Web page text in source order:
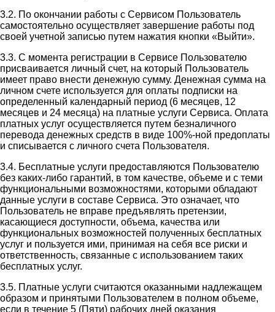
3.2. По окончании работы с Сервисом Пользователь
самостоятельно осуществляет завершение работы под
своей учетной записью путем нажатия кнопки «Выйти».
3.3. С момента регистрации в Сервисе Пользователю
присваивается личный счет, на который Пользователь
имеет право внести денежную сумму. Денежная сумма на
личном счете используется для оплаты подписки на
определенный календарный период (6 месяцев, 12
месяцев и 24 месяца) на платные услуги Сервиса. Оплата
платных услуг осуществляется путем безналичного
перевода денежных средств в виде 100%-ной предоплаты
и списывается с личного счета Пользователя.
3.4. Бесплатные услуги предоставляются Пользователю
без каких-либо гарантий, в том качестве, объеме и с теми
функциональными возможностями, которыми обладают
данные услуги в составе Сервиса. Это означает, что
Пользователь не вправе предъявлять претензии,
касающиеся доступности, объема, качества или
функциональных возможностей полученных бесплатных
услуг и пользуется ими, принимая на себя все риски и
ответственность, связанные с использованием таких
бесплатных услуг.
3.5. Платные услуги считаются оказанными надлежащем
образом и принятыми Пользователем в полном объеме,
если в течение 5 (Пяти) рабочих дней оказания